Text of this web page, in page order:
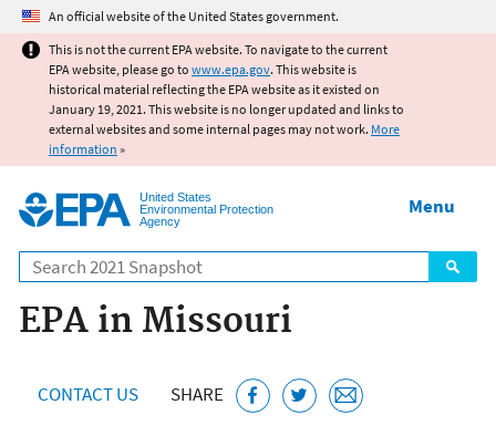
Jump to main content
An official website of the United States government.
This is not the current EPA website. To navigate to the current
EPA website, please go to www.epa.gov. This website is
historical material reflecting the EPA website as it existed on
January 19, 2021. This website is no longer updated and links to
external websites and some internal pages may not work. More
information »
United States
Environmental Protection
Agency
Search
Menu
EPA in Missouri
CONTACT US SHARE